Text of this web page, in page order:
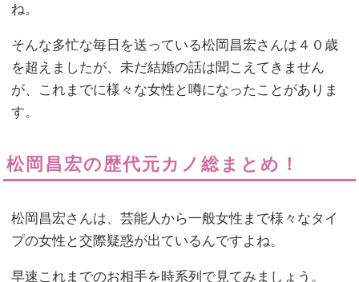
ね。
そんな多忙な毎日を送っている松岡昌宏さんは４０歳
を超えましたが、未だ結婚の話は聞こえてきません
が、これまでに様々な女性と噂になったことがありま
す。
松岡昌宏の歴代元カノ総まとめ！
松岡昌宏さんは、芸能人から一般女性まで様々なタイ
プの女性と交際疑惑が出ているんですよね。
早速これまでのお相手を時系列で見てみましょう。